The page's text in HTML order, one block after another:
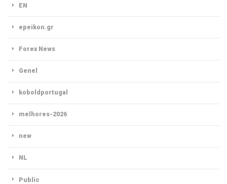
EN
epeikon.gr
Forex News
Genel
koboldportugal
melhores-2026
new
NL
Public